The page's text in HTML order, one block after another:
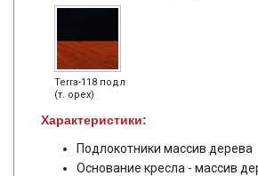
Terra-118 подл
(т. орех)
Характеристики:
Подлокотники массив дерева
Основание кресла - массив